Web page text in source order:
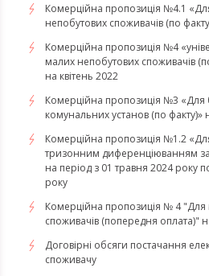
Комерційна пропозиція №4.1
непобутових споживачів (по
​​​​​​​Комерційна пропозиція №4
малих непобутових споживачів
на квітень 2022
Комерційна пропозиція №3
комунальних установ (по факту)»
Комерційна пропозиція №1.2
тризонним диференціюванням
на період з 01 травня 2024 року
року
Комерційна пропозиція № 4 "Для
споживачів (попередня оплата)"
Договірні обсяги постачання
споживачу